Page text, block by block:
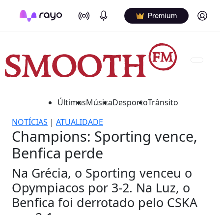
On Air Podcasts Premium Log in
ÚltimasMúsicaDesportoTrânsito
NOTÍCIAS | ATUALIDADE
Champions: Sporting vence,
Benfica perde
Na Grécia, o Sporting venceu o
Opympiacos por 3-2. Na Luz, o
Benfica foi derrotado pelo CSKA